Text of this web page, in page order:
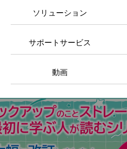
ソリューション
サポートサービス
動画